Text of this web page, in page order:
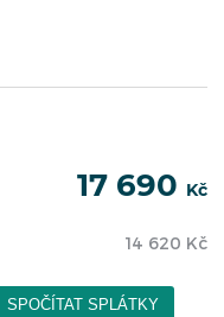
17 690 Kč
14 620 Kč